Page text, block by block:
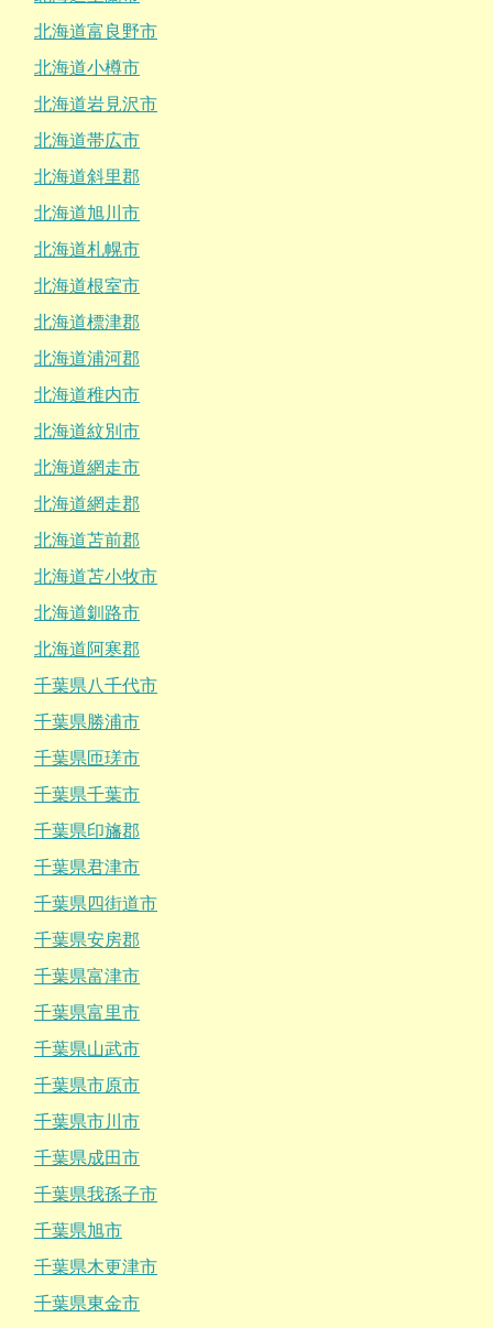
北海道富良野市
北海道小樽市
北海道岩見沢市
北海道帯広市
北海道斜里郡
北海道旭川市
北海道札幌市
北海道根室市
北海道標津郡
北海道浦河郡
北海道稚内市
北海道紋別市
北海道網走市
北海道網走郡
北海道苫前郡
北海道苫小牧市
北海道釧路市
北海道阿寒郡
千葉県八千代市
千葉県勝浦市
千葉県匝瑳市
千葉県千葉市
千葉県印旛郡
千葉県君津市
千葉県四街道市
千葉県安房郡
千葉県富津市
千葉県富里市
千葉県山武市
千葉県市原市
千葉県市川市
千葉県成田市
千葉県我孫子市
千葉県旭市
千葉県木更津市
千葉県東金市